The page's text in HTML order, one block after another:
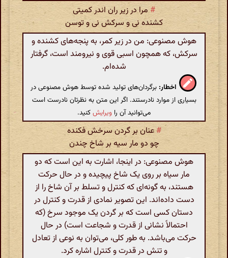
# مرا در زیر ران اندر کمیتی
کشنده نی و سرکش نی و توسن
هوش مصنوعی: من در زیر کمر، به پنجه‌های کشنده و
سرکش، که همچون اسبی قوی و نیرومند است، گرفتار
شده‌ام.
اخطار: برگردان‌های تولید شده توسط هوش مصنوعی در
بسیاری از موارد نادرستند. اگر این متن به نظرتان نادرست است
می‌توانید آن را ویرایشکنید.
#عنان بر گردن سرخش فکنده
چو دو مار سیه بر شاخ چندن
هوش مصنوعی: در اینجا، اشارت به این است که دو
مار سیاه بر روی یک شاخ پیچیده و در حال حرکت
هستند، به گونه‌ای که کنترل و تسلط بر آن شاخ را از
دست داده‌اند. این تصویر نمادی از قدرت و کنترل در
دستان کسی است که بر گردن یک موجود سرخ (که
احتمالاً نشانی از قدرت و شجاعت است) در حال
حرکت می‌باشد. به طور کلی، می‌توان به نوعی از تعادل
و تنش در قدرت و کنترل اشاره کرد.